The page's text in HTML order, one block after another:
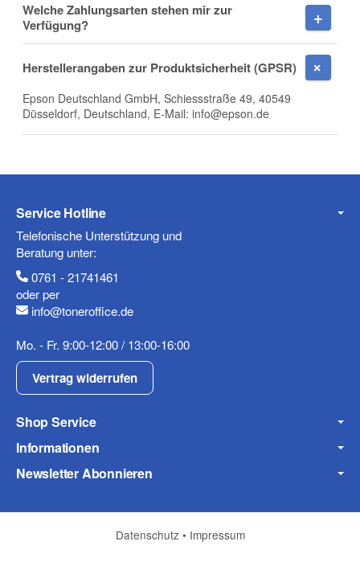
Firma
E-Mail
Mobiltelefon
Fax
Frage zum Artikel
Welche Zahlungsarten stehen mir zur
Verfügung?
Herstellerangaben zur Produktsicherheit (GPSR)
Epson Deutschland GmbH, Schiessstraße 49, 40549
Düsseldorf, Deutschland, E-Mail: info@epson.de
Service Hotline
Telefonische Unterstützung und
Beratung unter:
0761 - 21741461
oder per
info@toneroffice.de
Mo. - Fr. 9:00-12:00 / 13:00-16:00
Vertrag widerrufen
Shop Service
Informationen
Newsletter Abonnieren
Datenschutz • Impressum